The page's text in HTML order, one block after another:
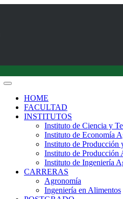
HOME
FACULTAD
INSTITUTOS
Instituto de Ciencia y
Instituto de Economía
Instituto de Producción
Instituto de Producción
Instituto de Ingeniería
CARRERAS
Agronomía
Ingeniería en Alimentos